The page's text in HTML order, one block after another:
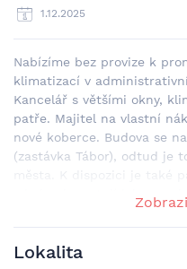
1.12.2025
Nabízíme bez provize k
klimatizací v
Kancelář s většími okny,
patře. Majitel na vlastní
nové koberce. Budova se
(zastávka Tábor), odtud je
zde bankomat, jídelna a v
restaurací. Volné ihned. V
kontaktovat.
Lokalita